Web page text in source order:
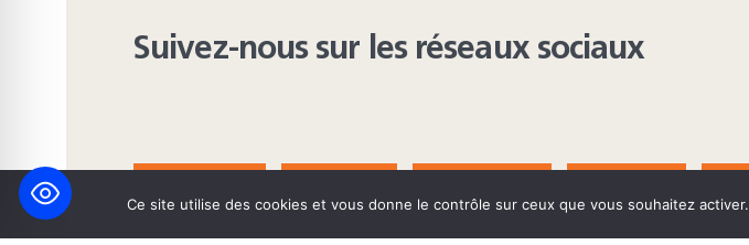
Suivez-nous sur les réseaux sociaux
Ce site utilise des cookies et vous donne le contrôle sur ceux que vous souhaitez activer.